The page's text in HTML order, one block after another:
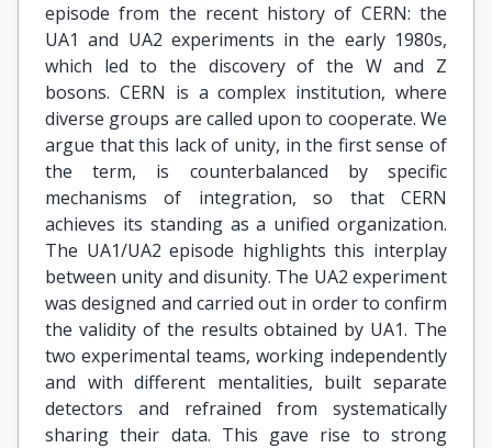
episode from the recent history of CERN: the
UA1 and UA2 experiments in the early 1980s,
which led to the discovery of the W and Z
bosons. CERN is a complex institution, where
diverse groups are called upon to cooperate. We
argue that this lack of unity, in the first sense of
the term, is counterbalanced by specific
mechanisms of integration, so that CERN
achieves its standing as a unified organization.
The UA1/UA2 episode highlights this interplay
between unity and disunity. The UA2 experiment
was designed and carried out in order to confirm
the validity of the results obtained by UA1. The
two experimental teams, working independently
and with different mentalities, built separate
detectors and refrained from systematically
sharing their data. This gave rise to strong